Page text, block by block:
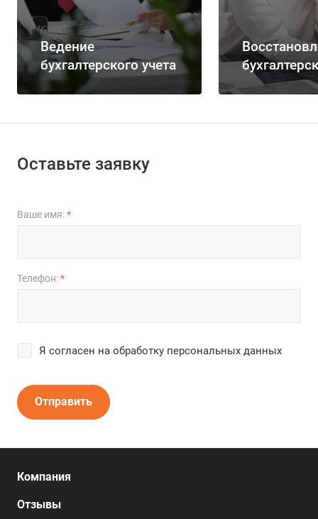
Ведение
бухгалтерского учета
Оставьте заявку
Ваше имя:*
Телефон:*
Я согласен на обработку персональных данных
Отправить
Компания
Отзывы